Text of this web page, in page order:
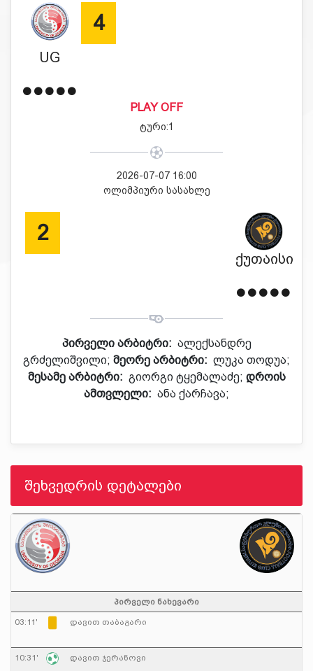
UG
4
PLAY OFF
ტური:1
2026-07-07 16:00
ოლიმპიური სასახლე
2
ქუთაისი
პირველი არბიტრი: ალექსანდრე
გრძელიშვილი; მეორე არბიტრი: ლუკა თოდუა;
მესამე არბიტრი: გიორგი ტყემალაძე; დროის
ამთვლელი: ანა ქარჩავა;
შეხვედრის დეტალები
პირველი ნახევარი
03:11' დავით თაბაგარი
10:31' დავით ჯერანოვი